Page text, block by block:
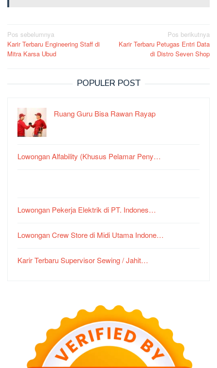
Navigasi
pos
Pos sebelumnya
Karir Terbaru Engineering Staff di
Mitra Karsa Ubud
Pos berikutnya
Karir Terbaru Petugas Entri Data
di Distro Seven Shop
POPULER POST
Ruang Guru Bisa Rawan Rayap
Lowongan Alfability (Khusus Pelamar Peny…
Lowongan Pekerja Elektrik di PT. Indones…
Lowongan Crew Store di Midi Utama Indone…
Karir Terbaru Supervisor Sewing / Jahit…